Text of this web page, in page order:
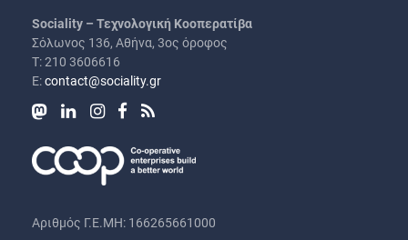
Sociality – Τεχνολογική Κοοπερατίβα
Σόλωνος 136, Αθήνα, 3ος όροφος
Τ: 210 3606616
Ε:contact@sociality.gr
Αριθμός Γ.Ε.ΜΗ: 166265661000